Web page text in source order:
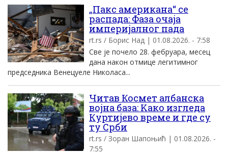
„Пакс американа“ се
распада: Фаза очаја
империјалног пада
rt.rs / Борис Над | 01.08.2026. - 7:58
Све је почело 28. фебруара, месец
дана након отмице легитимног
председника Венецуеле Николаса...
Читав Космет албанска
војна база: Kако изгледа
Куртијево време и где су
ту Срби
rt.rs / Зоран Шапоњић | 01.08.2026. -
7:55